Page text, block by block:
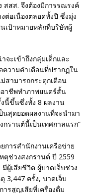
สสส. จึงต้องมีการรณรงค์
ต่อเนื่องตลอดทั้งปี ซึ่งมุ่ง
เป้าหมายหลักที่บริษัทผู้
จะเข้าถึงกลุ่มเด็กและ
ความคำเตือนที่ปรากฏใน
ามารถกระตุกเตือน
าชีพทำภาพยนตร์สั้น
งนี้ขึ้นซึ่งทั้ง 8 ผลงาน
นสุดยอดผลงานที่จะนำมา
รานต์นี้เป็นเทศกาลแรก”
การสำนักงานเครือข่าย
ตุช่วงสงกรานต์ ปี 2559
ผู้เสียชีวิต ผู้บาดเจ็บช่วง
3,447 ครั้ง, บาดเจ็บ
ารสูญเสียที่เครื่องดื่ม